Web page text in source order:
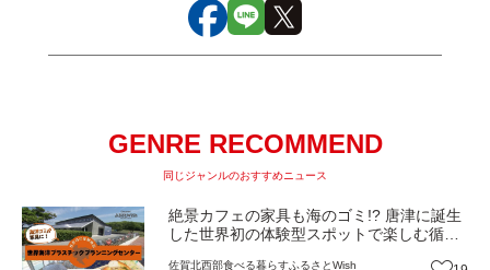
GENRE RECOMMEND
同じジャンルのおすすめニュース
絶景カフェの家具も海のゴミ!? 唐津に誕生
した世界初の体験型スポットで楽しむ循環
佐賀北西部食べる暮らすふるさとWish